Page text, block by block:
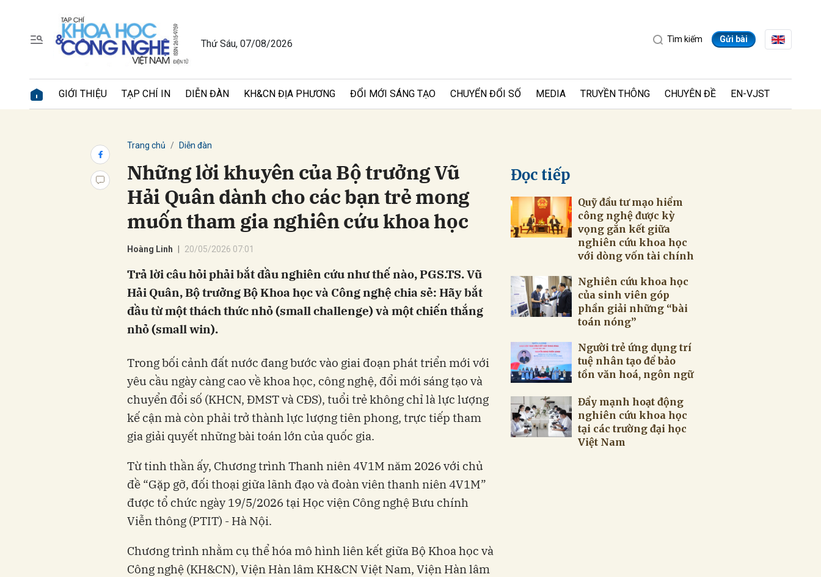
Thứ Sáu, 07/08/2026 Tìm kiếm Gửi bài
GIỚI THIỆU TẠP CHÍ IN DIỄN ĐÀN KH&CN ĐỊA PHƯƠNG ĐỔI MỚI SÁNG TẠO CHUYỂN ĐỔI SỐ MEDIA TRUYỀN THÔNG CHUYÊN ĐỀ EN-VJST
Trang chủ Diễn đàn
Những lời khuyên của Bộ trưởng Vũ
Hải Quân dành cho các bạn trẻ mong
muốn tham gia nghiên cứu khoa học
Hoàng Linh 20/05/2026 07:01
Trả lời câu hỏi phải bắt đầu nghiên cứu như thế nào, PGS.TS. Vũ
Hải Quân, Bộ trưởng Bộ Khoa học và Công nghệ chia sẻ: Hãy bắt
đầu từ một thách thức nhỏ (small challenge) và một chiến thắng
nhỏ (small win).
Trong bối cảnh đất nước đang bước vào giai đoạn phát triển mới với
yêu cầu ngày càng cao về khoa học, công nghệ, đổi mới sáng tạo và
chuyển đổi số (KHCN, ĐMST và CĐS), tuổi trẻ không chỉ là lực lượng
kế cận mà còn phải trở thành lực lượng tiên phong, trực tiếp tham
gia giải quyết những bài toán lớn của quốc gia.
Từ tinh thần ấy, Chương trình Thanh niên 4V1M năm 2026 với chủ
đề “Gặp gỡ, đối thoại giữa lãnh đạo và đoàn viên thanh niên 4V1M”
được tổ chức ngày 19/5/2026 tại Học viện Công nghệ Bưu chính
Viễn thông (PTIT) - Hà Nội.
Chương trình nhằm cụ thể hóa mô hình liên kết giữa Bộ Khoa học và
Công nghệ (KH&CN), Viện Hàn lâm KH&CN Việt Nam, Viện Hàn lâm
Đọc tiếp
Quỹ đầu tư mạo hiểm
công nghệ được kỳ
vọng gắn kết giữa
nghiên cứu khoa học
với dòng vốn tài chính
Nghiên cứu khoa học
của sinh viên góp
phần giải những “bài
toán nóng”
Người trẻ ứng dụng trí
tuệ nhân tạo để bảo
tồn văn hoá, ngôn ngữ
Đẩy mạnh hoạt động
nghiên cứu khoa học
tại các trường đại học
Việt Nam
Gửi